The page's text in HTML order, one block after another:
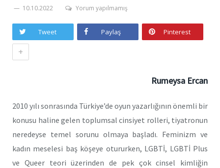
10.10.2022 Yorum yapılmamış
Tweet Paylaş Pinterest
+
Rumeysa Ercan
2010 yılı sonrasında Türkiye’de oyun yazarlığının önemli bir
konusu haline gelen toplumsal cinsiyet rolleri, tiyatronun
neredeyse temel sorunu olmaya başladı. Feminizm ve
kadın meselesi baş köşeye otururken, LGBTİ, LGBTİ Plus
ve Queer teori üzerinden de pek çok cinsel kimliğin